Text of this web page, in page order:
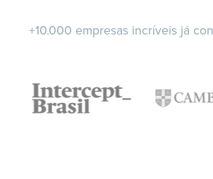
+10.000 empresas incríveis já